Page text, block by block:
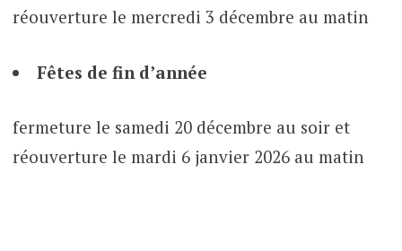
réouverture le mercredi 3 décembre au matin
Fêtes de fin d’année
fermeture le samedi 20 décembre au soir et
réouverture le mardi 6 janvier 2026 au matin